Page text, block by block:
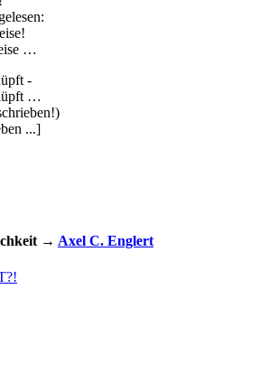
…
-
…
...]
→ Axel C. Englert